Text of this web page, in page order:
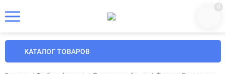
0
КАТАЛОГ ТОВАРОВ